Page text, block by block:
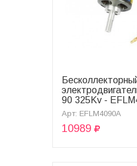
В
90 325Kv -
Арт: EFLM4090A
10989